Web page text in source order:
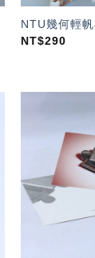
NTU幾何輕
NT$290